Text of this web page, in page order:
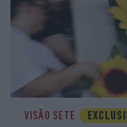
VISÃO SETE